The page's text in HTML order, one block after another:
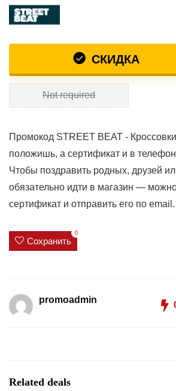
СКИДКА
Not required
Промокод STREET BEAT -
положишь, а сертификат и в
Чтобы поздравить родных, друзей
обязательно идти в магазин —
сертификат и отправить его по email.
Сохранить
0
promoadmin
Related deals